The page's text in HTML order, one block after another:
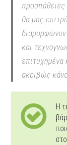
θα μας
και
ακριβώς
Η